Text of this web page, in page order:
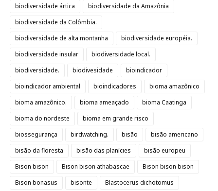
biodiversidade ártica
biodiversidade da Amazônia
biodiversidade da Colômbia.
biodiversidade de alta montanha
biodiversidade européia.
biodiversidade insular
biodiversidade local.
biodiversidade.
biodivesidade
bioindicador
bioindicador ambiental
bioindicadores
bioma amazônico
bioma amazônico.
bioma ameaçado
bioma Caatinga
bioma do nordeste
bioma em grande risco
biossegurança
birdwatching. bisão
bisão americano
bisão da floresta
bisão das planícies
bisão europeu
Bison bison
Bison bison athabascae
Bison bison bison
Bison bonasus
bisonte
Blastocerus dichotomus